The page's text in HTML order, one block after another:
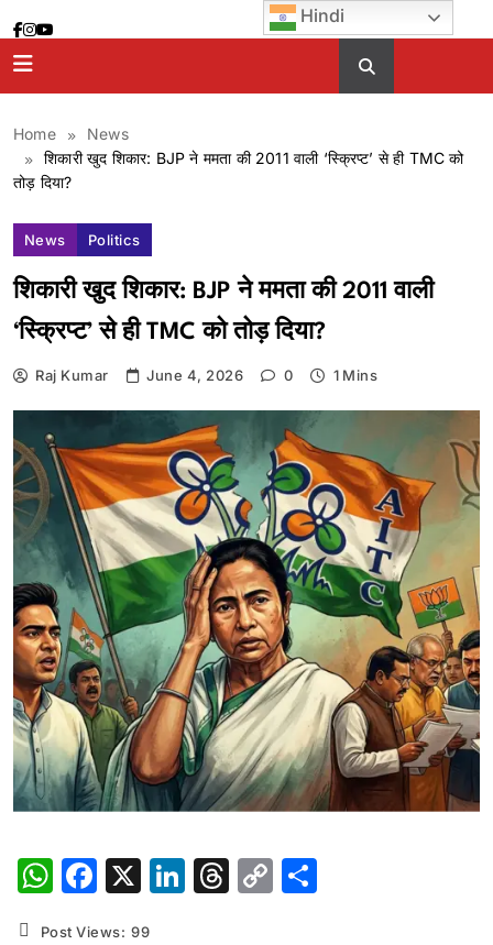
to
content
Home
News
शिकारी खुद शिकार: BJP ने ममता की 2011 वाली ‘स्क्रिप्ट’ से ही TMC को
तोड़ दिया?
News Politics
शिकारी खुद शिकार: BJP ने ममता की 2011 वाली
‘स्क्रिप्ट’ से ही TMC को तोड़ दिया?
Raj Kumar June 4, 2026 0 1 Mins
WhatsApp
Facebook
X LinkedIn
Threads
Copy
Post Views: 99
Hindi